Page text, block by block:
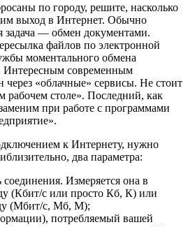
по городу, решите, насколько
выход в Интернет. Обычно
задача — обмен документами.
файлов по электронной
моментального обмена
Интересным современным
через «облачные» сервисы. Не стоит
рабочем столе». Последний, как
при работе с программами
к Интернету, нужно
два параметра:
соединения. Измеряется она в
(Кбит/с или просто Кб, К) или
(Мбит/с, Мб, М);
потребляемый вашей